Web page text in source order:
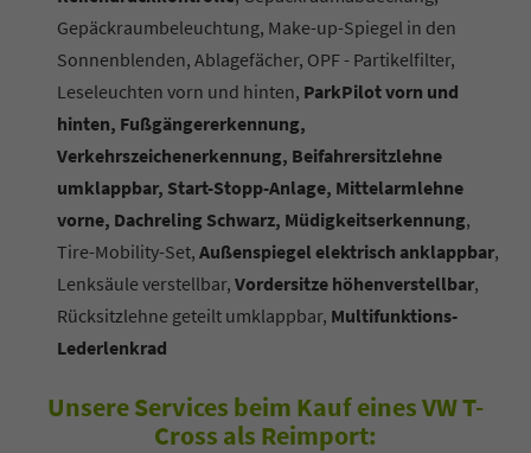
Gepäckraumbeleuchtung, Make-up-Spiegel in den
Sonnenblenden, Ablagefächer, OPF - Partikelfilter,
Leseleuchten vorn und hinten, ParkPilot vorn und
hinten, Fußgängererkennung,
Verkehrszeichenerkennung, Beifahrersitzlehne
umklappbar, Start-Stopp-Anlage, Mittelarmlehne
vorne, Dachreling Schwarz, Müdigkeitserkennung,
Tire-Mobility-Set, Außenspiegel elektrisch anklappbar,
Lenksäule verstellbar, Vordersitze höhenverstellbar,
Rücksitzlehne geteilt umklappbar, Multifunktions-
Lederlenkrad
Unsere Services beim Kauf eines VW T-
Cross als Reimport: